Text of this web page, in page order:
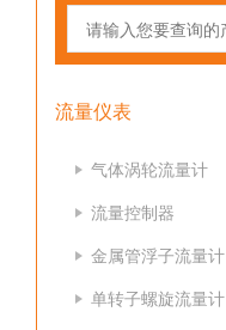
流量仪表
气体涡轮流量计
流量控制器
金属管浮子流量计
单转子螺旋流量计